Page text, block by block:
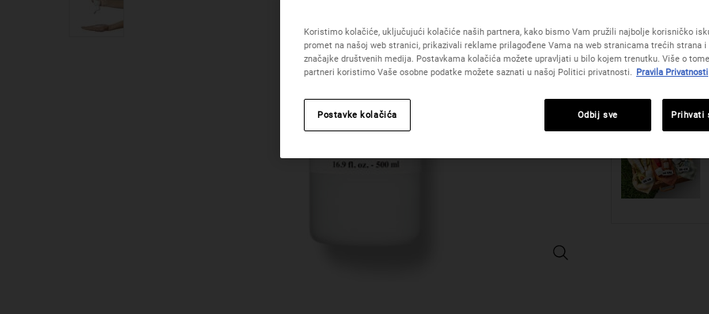
Reviews.
Poveznica
za
istu
stranicu.
Nourishing Olive Fruit Oil
−
Količina
+
Koristimo kolačiće, uključujući kolačiće naših partnera, kako bismo Vam pružili najbolje korisničko
promet na našoj web stranici, prikazivali reklame prilagođene Vama na web stranicama trećih strana i
značajke društvenih medija. Postavkama kolačića možete upravljati u bilo kojem trenutku. Više o
partneri koristimo Vaše osobne podatke možete saznati u našoj Politici privatnosti. Pravila Privatnosti
Odbij sve Prihvati
Postavke kolačića